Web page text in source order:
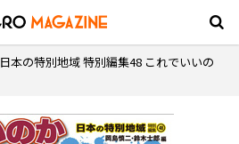
日本の特別地域 特別編集48 これでいいの